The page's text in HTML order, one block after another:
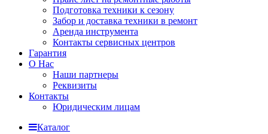
Подготовка техники к сезону
Забор и доставка техники в ремонт
Аренда инструмента
Контакты сервисных центров
Гарантия
О Нас
Наши партнеры
Реквизиты
Контакты
Юридическим лицам
Каталог